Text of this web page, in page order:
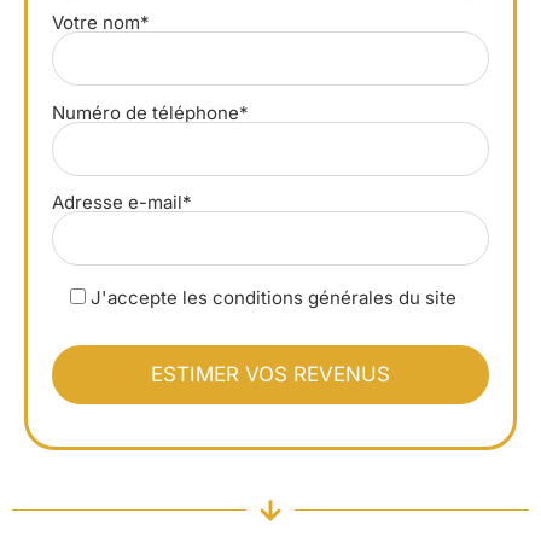
Votre nom*
Numéro de téléphone*
Adresse e-mail*
J'accepte les conditions générales du site